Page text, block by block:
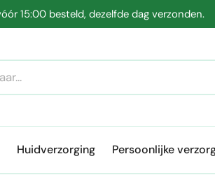
15:00 besteld, dezelfde dag verzonden.
Huidverzorging Persoonlijke